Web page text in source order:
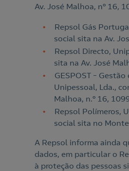
Av. José Malhoa, nº 16,
Repsol Gás
social sita na Av.
Repsol Directo,
sita na Av. José
GESPOST –
Unipessoal, Lda.,
Malhoa, n.º 16,
Repsol Polímeros,
social sita no
A Repsol informa ainda
dados, em particular o
à proteção das pessoas